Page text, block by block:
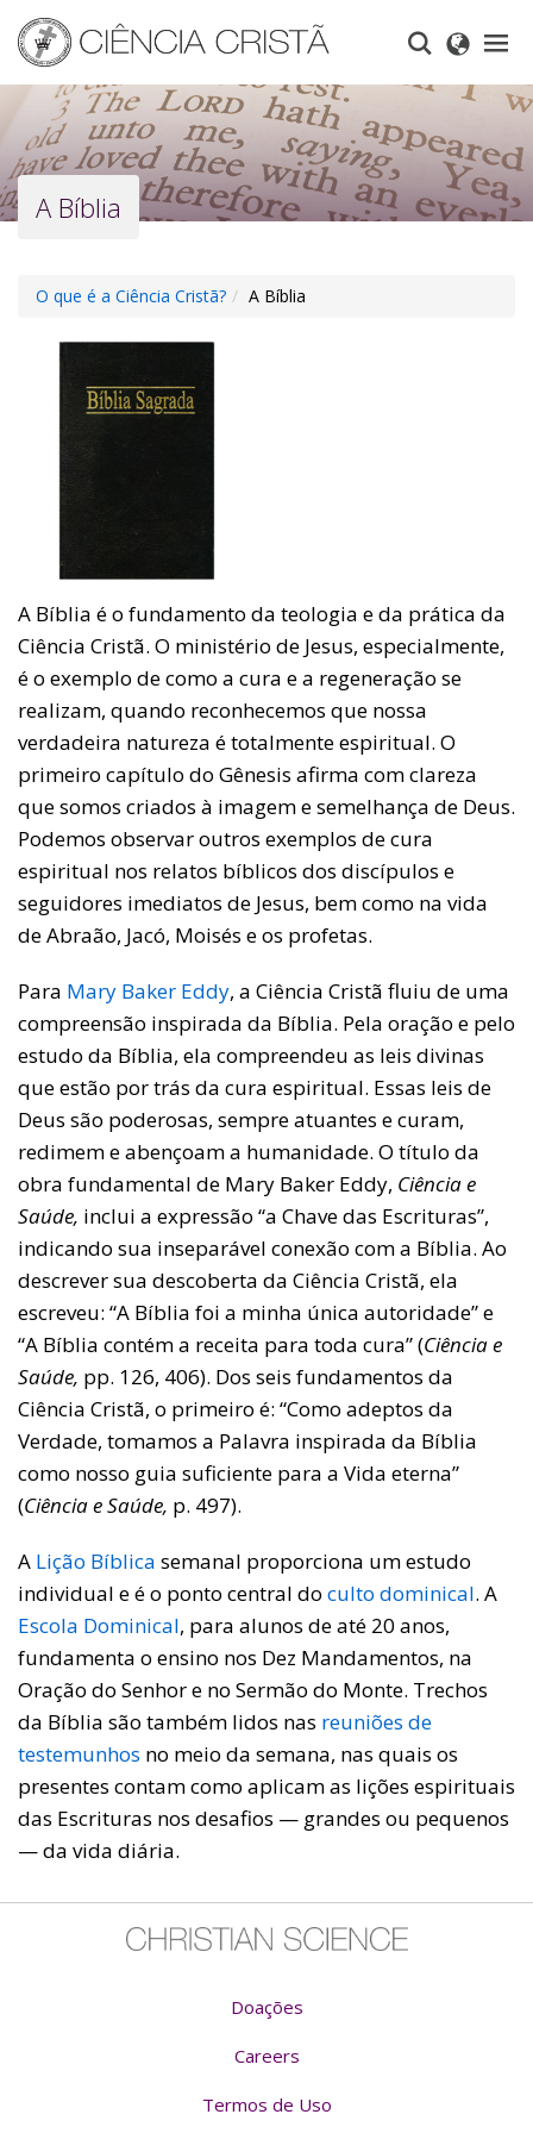
main
content
A Bíblia
O que é a Ciência Cristã? A Bíblia
A Bíblia é o fundamento da teologia e da prática da
Ciência Cristã. O ministério de Jesus, especialmente,
é o exemplo de como a cura e a regeneração se
realizam, quando reconhecemos que nossa
verdadeira natureza é totalmente espiritual. O
primeiro capítulo do Gênesis afirma com clareza
que somos criados à imagem e semelhança de Deus.
Podemos observar outros exemplos de cura
espiritual nos relatos bíblicos dos discípulos e
seguidores imediatos de Jesus, bem como na vida
de Abraão, Jacó, Moisés e os profetas.
Para Mary Baker Eddy, a Ciência Cristã fluiu de uma
compreensão inspirada da Bíblia. Pela oração e pelo
estudo da Bíblia, ela compreendeu as leis divinas
que estão por trás da cura espiritual. Essas leis de
Deus são poderosas, sempre atuantes e curam,
redimem e abençoam a humanidade. O título da
obra fundamental de Mary Baker Eddy, Ciência e
Saúde, inclui a expressão “a Chave das Escrituras”,
indicando sua inseparável conexão com a Bíblia. Ao
descrever sua descoberta da Ciência Cristã, ela
escreveu: “A Bíblia foi a minha única autoridade” e
“A Bíblia contém a receita para toda cura” (Ciência e
Saúde, pp. 126, 406). Dos seis fundamentos da
Ciência Cristã, o primeiro é: “Como adeptos da
Verdade, tomamos a Palavra inspirada da Bíblia
como nosso guia suficiente para a Vida eterna”
(Ciência e Saúde, p. 497).
A Lição Bíblica semanal proporciona um estudo
individual e é o ponto central do culto dominical. A
Escola Dominical, para alunos de até 20 anos,
fundamenta o ensino nos Dez Mandamentos, na
Oração do Senhor e no Sermão do Monte. Trechos
da Bíblia são também lidos nas reuniões de
testemunhos no meio da semana, nas quais os
presentes contam como aplicam as lições espirituais
das Escrituras nos desafios — grandes ou pequenos
— da vida diária.
Doações
Careers
Termos de Uso